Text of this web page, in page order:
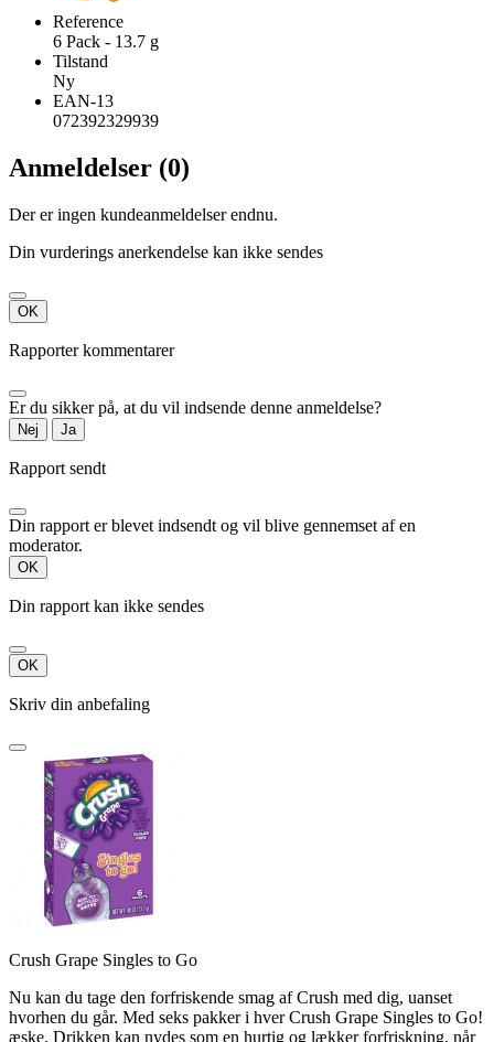
Reference
6 Pack - 13.7 g
Tilstand
Ny
EAN-13
072392329939
Anmeldelser (0)
Der er ingen kundeanmeldelser endnu.
Din vurderings anerkendelse kan ikke sendes
OK
Rapporter kommentarer
Er du sikker på, at du vil indsende denne anmeldelse?
Nej Ja
Rapport sendt
Din rapport er blevet indsendt og vil blive gennemset af en
moderator.
OK
Din rapport kan ikke sendes
OK
Skriv din anbefaling
Crush Grape Singles to Go
Nu kan du tage den forfriskende smag af Crush med dig, uanset
hvorhen du går. Med seks pakker i hver Crush Grape Singles to Go!
æske. Drikken kan nydes som en hurtig og lækker forfriskning, når